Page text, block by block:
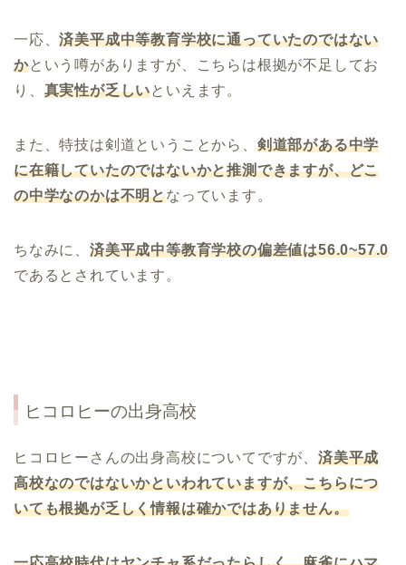
一応、済美平成中等教育学校に通っていたのではない
かという噂がありますが、こちらは根拠が不足してお
り、 真実性が乏しいといえます。
また、特技は剣道ということから、 剣道部がある中学
に在籍していたのではないかと推測できますが、どこ
の中学なのかは不明となっています。
ちなみに、 済美平成中等教育学校の偏差値は56.0~57.0
であるとされています。
ヒコロヒーの出身高校
ヒコロヒーさんの出身高校についてですが、 済美平成
高校なのではないかといわれていますが、こちらにつ
いても根拠が乏しく情報は確かではありません。